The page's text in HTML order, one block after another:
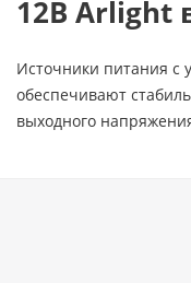
12В Arlight
Источники питания с
обеспечивают
выходного